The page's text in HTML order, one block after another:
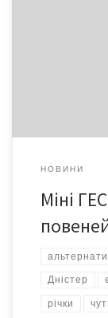
НОВИНИ
Міні
Дністер
річки